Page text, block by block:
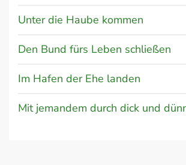
Unter die Haube kommen
Den Bund fürs Leben schließen
Im Hafen der Ehe landen
Mit jemandem durch dick und